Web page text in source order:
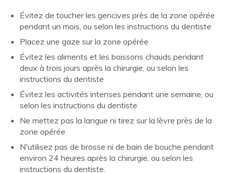
Évitez de toucher les gencives près de la zone opérée
pendant un mois, ou selon les instructions du dentiste
Placez une gaze sur la zone opérée
Évitez les aliments et les boissons chauds pendant
deux à trois jours après la chirurgie, ou selon les
instructions du dentiste
Évitez les activités intenses pendant une semaine, ou
selon les instructions du dentiste
Ne mettez pas la langue ni tirez sur la lèvre près de la
zone opérée
N'utilisez pas de brosse ni de bain de bouche pendant
environ 24 heures après la chirurgie, ou selon les
instructions du dentiste.